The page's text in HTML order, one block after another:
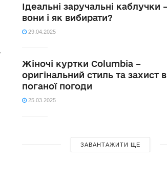
Ідеальні заручальні каблучки
вони і як вибирати?
29.04.2025
Жіночі куртки Columbia –
оригінальний стиль та захист
поганої погоди
25.03.2025
ЗАВАНТАЖИТИ ЩЕ